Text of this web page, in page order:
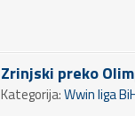
Zrinjski preko
Kategorija:Wwin liga